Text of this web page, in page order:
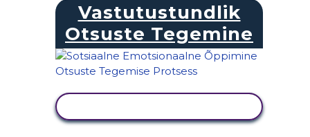
Vastutustundlik
Otsuste Tegemine